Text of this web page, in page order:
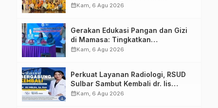
Sulawesi Barat Perkuat Kolaborasi
calendar_monthKam, 6 Agu 2026
Gerakan Edukasi Pangan dan Gizi
di Mamasa: Tingkatkan
Pengetahuan dan Keterampilan
calendar_monthKam, 6 Agu 2026
Perkuat Layanan Radiologi, RSUD
Sulbar Sambut Kembali dr. Iis
Imelda, Sp.Rad
calendar_monthKam, 6 Agu 2026